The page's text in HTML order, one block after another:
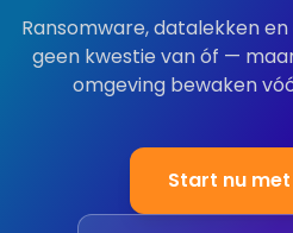
Ransomware, datalekken
geen kwestie van óf —
omgeving bewaken
Start nu met